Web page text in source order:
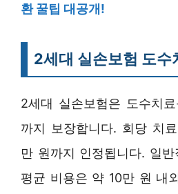
환 꿀팁 대공개!
2세대 실손보험 도수
2세대 실손보험은 도수치
까지 보장합니다. 회당 치
만 원까지 인정됩니다. 일
평균 비용은 약 10만 원 내